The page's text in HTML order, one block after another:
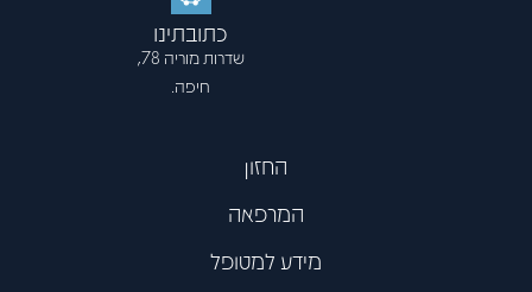
כתובתינו
שדרות מוריה 78,
חיפה.
החזון
המרפאה
מידע למטופל